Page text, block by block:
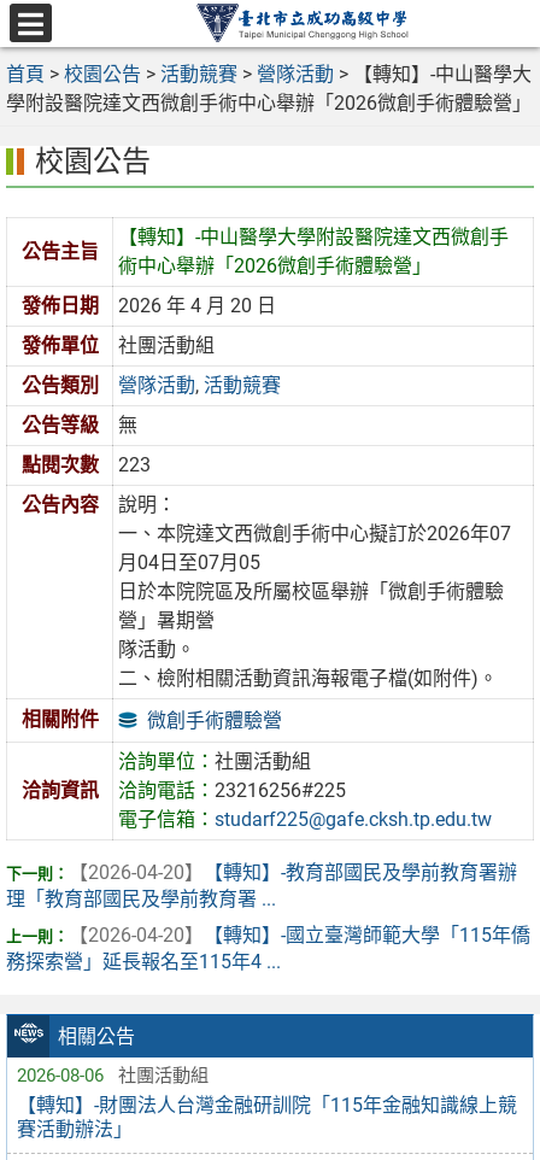
跳
至
主
要
區
選
單
首頁 > 校園公告 > 活動競賽 > 營隊活動 >
【轉知】-中山醫學大
學附設醫院達文西微創手術中心舉辦「2026微創手術體驗營」
相關公告
2026-08-06 社團活動組
【轉知】-財團法人台灣金融研訓院「115年金融知識線上競
賽活動辦法」
校園公告
公告主旨
【轉知】-中山醫學大學附設醫院達文西微創手
術中心舉辦「2026微創手術體驗營」
發佈日期
2026 年 4 月 20 日
發佈單位
社團活動組
公告類別
營隊活動,活動競賽
公告等級
無
點閱次數
223
公告內容
說明：
一、本院達文西微創手術中心擬訂於2026年07
月04日至07月05
日於本院院區及所屬校區舉辦「微創手術體驗
營」暑期營
隊活動。
二、檢附相關活動資訊海報電子檔(如附件)。
相關附件
微創手術體驗營
洽詢資訊
洽詢單位：社團活動組
洽詢電話：23216256#225
電子信箱：studarf225@gafe.cksh.tp.edu.tw
【2026-04-20】
【轉知】-教育部國民及學前教育署辦
理「教育部國民及學前教育署 ...
【2026-04-20】
【轉知】-國立臺灣師範大學「115年僑
務探索營」延長報名至115年4 ...